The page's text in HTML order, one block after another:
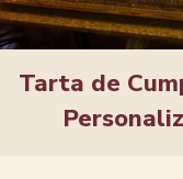
Tarta de